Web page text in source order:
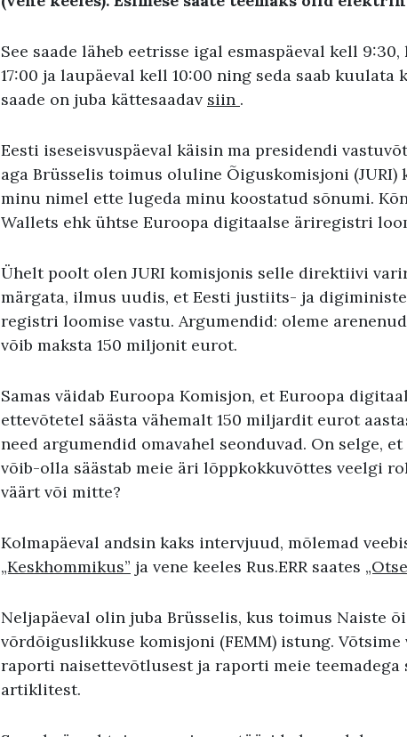
See saade läheb eetrisse igal esmaspäeval kell
17:00 ja laupäeval kell 10:00 ning seda saab kuulata
saade on juba kättesaadav siin .
Eesti iseseisvuspäeval käisin ma presidendi
aga Brüsselis toimus oluline Õiguskomisjoni
minu nimel ette lugeda minu koostatud sõnumi.
Wallets ehk ühtse Euroopa digitaalse äriregistri
Ühelt poolt olen JURI komisjonis selle direktiivi
märgata, ilmus uudis, et Eesti justiits- ja
registri loomise vastu. Argumendid: oleme
võib maksta 150 miljonit eurot.
Samas väidab Euroopa Komisjon, et Euroopa
ettevõtetel säästa vähemalt 150 miljardit eurot
need argumendid omavahel seonduvad. On selge,
võib-olla säästab meie äri lõppkokkuvõttes veelgi
väärt või mitte?
Kolmapäeval andsin kaks intervjuud, mõlemad
„Keskhommikus” ja vene keeles Rus.ERR saates
Neljapäeval olin juba Brüsselis, kus toimus Naiste
võrdõiguslikkuse komisjoni (FEMM) istung.
raporti naisettevõtlusest ja raporti meie teemadega
artiklitest.